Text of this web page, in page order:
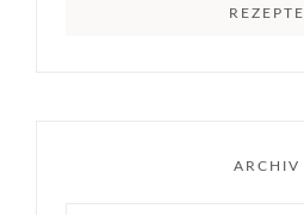
REZEPTE
ARCHIV